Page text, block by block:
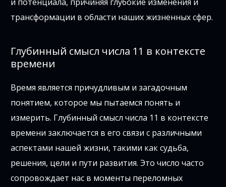
трансформации в области наших жизненных сфер.
Глубинный смысл числа 11 в контексте
времени
Время является причудливым и загадочным
понятием, которое мы пытаемся понять и
измерить. Глубинный смысл числа 11 в контексте
времени заключается в его связи с различными
аспектами нашей жизни, такими как судьба,
решения, цели и пути развития. Это число часто
сопровождает нас в моменты переломных